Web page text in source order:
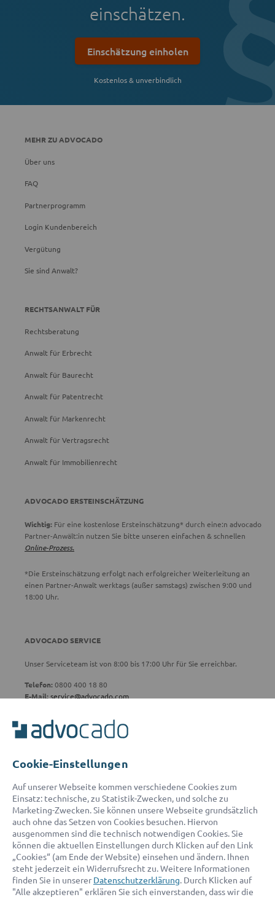
einschätzen.
Einschätzung einholen
Kostenlos & unverbindlich
MEHR ZU ADVOCADO
Über uns
FAQ
Partnerprogramm
Login Kundenbereich
Vergütung
Sie sind Anwalt?
RECHTSANWALT FÜR
Rechtsberatung
Anwalt für Erbrecht
Anwalt für Baurecht
Anwalt für Patentrecht
Anwalt für Markenrecht
Anwalt für Vertragsrecht
Anwalt für Immobilienrecht
ADVOCADO ERSTEINSCHÄTZUNG
Wichtig: Für eine kostenlose Ersteinschätzung* durch eine:n advocado
Partner-Anwält:in nutzen Sie bitte unseren einfachen & schnellen
Online-Prozess.
*Die Ersteinschätzung erfolgt nach erfolgreicher Weiterleitung an
einen Partner-Anwalt werktags (außer samstags) zwischen 9:00 und
18:00 Uhr.
ADVOCADO SERVICE
Unser Serviceteam ist von 8:00 bis 17:00 Uhr für Sie erreichbar.
Telefon:0800 400 18 80
E-Mail:service@advocado.com
© 2026 advocado - einfach online den passenden Rechtsanwalt finden
Auszeichnungen:
Cookie-Einstellungen
Auf unserer Webseite kommen verschiedene Cookies zum
Einsatz: technische, zu Statistik-Zwecken, und solche zu
Marketing-Zwecken. Sie können unsere Webseite grundsätzlich
auch ohne das Setzen von Cookies besuchen. Hiervon
ausgenommen sind die technisch notwendigen Cookies. Sie
können die aktuellen Einstellungen durch Klicken auf den Link
„Cookies“ (am Ende der Website) einsehen und ändern. Ihnen
steht jederzeit ein Widerrufsrecht zu. Weitere Informationen
finden Sie in unserer Datenschutzerklärung. Durch Klicken auf
"Alle akzeptieren" erklären Sie sich einverstanden, dass wir die